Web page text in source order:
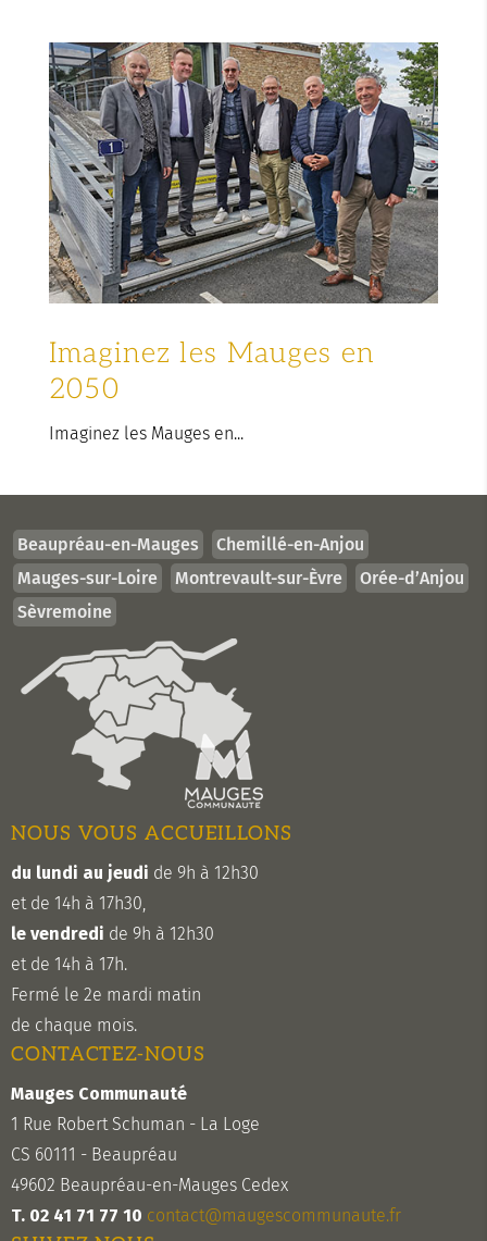
Imaginez les Mauges en
2050
Imaginez les Mauges en...
Beaupréau-en-Mauges
Chemillé-en-Anjou
Mauges-sur-Loire
Montrevault-sur-Èvre
Orée-d’Anjou
Sèvremoine
NOUS VOUS ACCUEILLONS
du lundi au jeudi de 9h à 12h30
et de 14h à 17h30,
le vendredi de 9h à 12h30
et de 14h à 17h.
Fermé le 2e mardi matin
de chaque mois.
CONTACTEZ-NOUS
Mauges Communauté
1 Rue Robert Schuman - La Loge
CS 60111 - Beaupréau
49602 Beaupréau-en-Mauges Cedex
T. 02 41 71 77 10 contact@maugescommunaute.fr